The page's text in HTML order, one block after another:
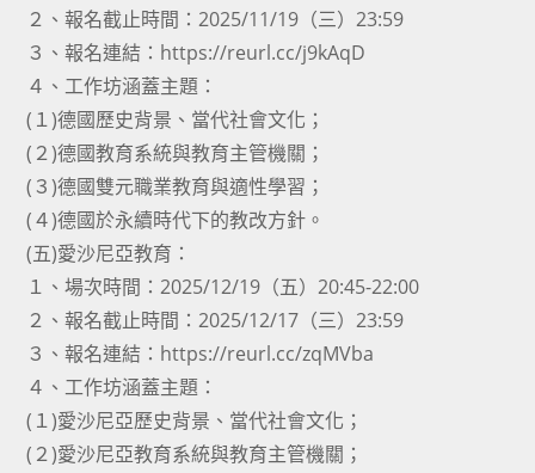
２、報名截止時間：2025/11/19（三）23:59
３、報名連結：https://reurl.cc/j9kAqD
４、工作坊涵蓋主題：
(１)德國歷史背景、當代社會文化；
(２)德國教育系統與教育主管機關；
(３)德國雙元職業教育與適性學習；
(４)德國於永續時代下的教改方針。
(五)愛沙尼亞教育：
１、場次時間：2025/12/19（五）20:45-22:00
２、報名截止時間：2025/12/17（三）23:59
３、報名連結：https://reurl.cc/zqMVba
４、工作坊涵蓋主題：
(１)愛沙尼亞歷史背景、當代社會文化；
(２)愛沙尼亞教育系統與教育主管機關；